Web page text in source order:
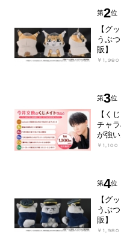
第2位
【グ
うぶ
販】
￥1,980
第3位
【く
チャ
が強
￥1,100
第4位
【グ
うぶ
販】
￥1,980